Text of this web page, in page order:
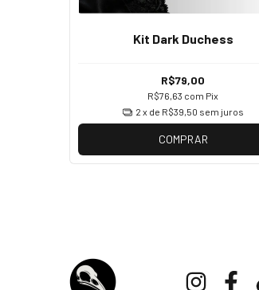
Kit Dark Duchess
R$79,00
R$76,63 com Pix
2 x de R$39,50 sem juros
COMPRAR